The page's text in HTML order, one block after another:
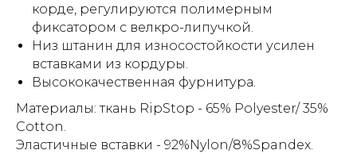
корде, регулируются полимерным
фиксатором с велкро-липучкой.
Низ штанин для износостойкости усилен
вставками из кордуры.
Высококачественная фурнитура.
Материалы: ткань RipStop - 65% Polyester/ 35%
Cotton.
Эластичные вставки - 92%Nylon/8%Spandex.